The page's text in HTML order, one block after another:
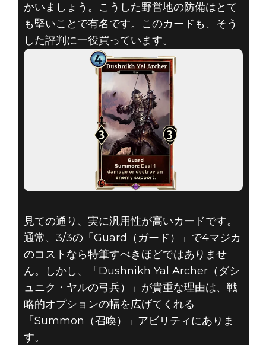
2017年10月26日
THE ELDER
SCROLLS:
LEGENDS – 10
月のカード紹介
かいましょう。こうした野営地の防備はとて
も堅いことで有名です。このカードも、そう
した評判に一役買っています。
見ての通り、実に汎用性が高いカードです。
通常、3/3の「Guard（ガード）」で4マジカ
のコストなら特筆すべきほどではありませ
ん。しかし、「Dushnikh Yal Archer（ダシ
ュニク・ヤルの弓兵）」が貴重な理由は、戦
略的オプションの幅を広げてくれる
「Summon（召喚）」アビリティにありま
す。